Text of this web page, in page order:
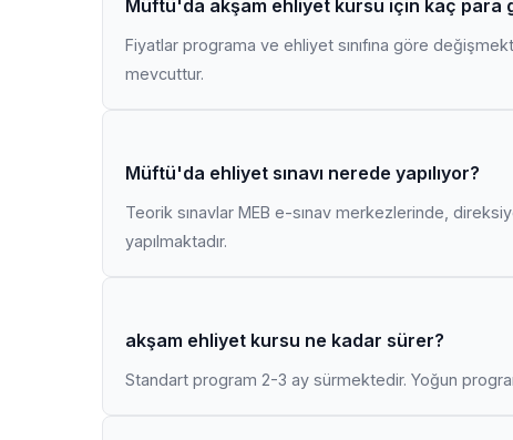
Müftü'da akşam ehliyet kursu için kaç para
Fiyatlar programa ve ehliyet sınıfına göre
mevcuttur.
Müftü'da ehliyet sınavı nerede yapılıyor?
Teorik sınavlar MEB e-sınav merkezlerinde,
yapılmaktadır.
akşam ehliyet kursu ne kadar sürer?
Standart program 2-3 ay sürmektedir. Yoğun